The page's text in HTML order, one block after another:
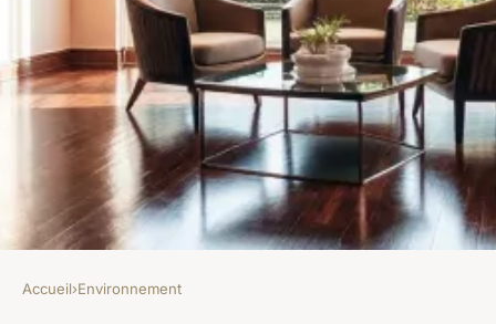
Accueil›Environnement